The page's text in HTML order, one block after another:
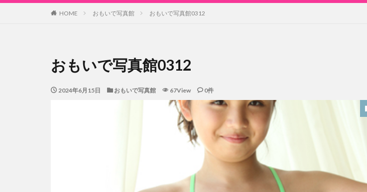
HOME おもいで写真館 おもいで写真館0312
おもいで写真館0312
2024年6月15日 おもいで写真館 67View 0件